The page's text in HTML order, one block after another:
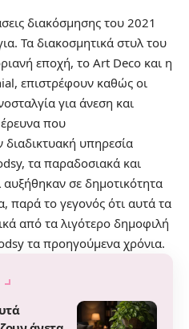
διακόσμησης του 2021
Τα διακοσμητικά στυλ του
εποχή, το Art Deco και η
επιστρέφουν καθώς οι
για άνεση και
που
υπηρεσία
τα παραδοσιακά και
αυξήθηκαν σε δημοτικότητα
παρά το γεγονός ότι αυτά τα
από τα λιγότερο δημοφιλή
τα προηγούμενα χρόνια.